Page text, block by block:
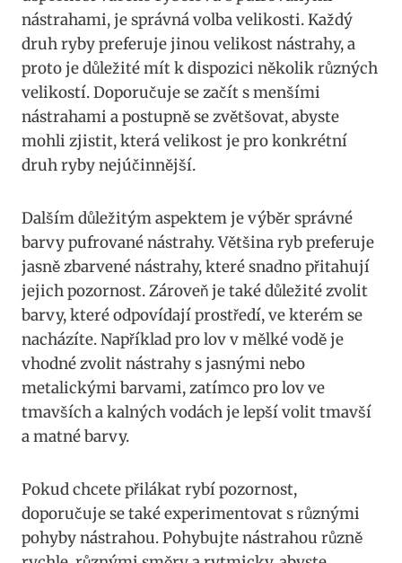
nástrahami, je správná volba velikosti. Každý
druh ryby ⁤preferuje jinou velikost nástrahy, a
proto je důležité mít k dispozici několik různých‌
velikostí. Doporučuje se začít s menšími
nástrahami‌ a postupně se zvětšovat, abyste
mohli zjistit, která velikost je pro konkrétní
druh ryby nejúčinnější.
Dalším důležitým aspektem je‍ výběr správné
barvy pufrované nástrahy. Většina ryb preferuje
jasně ⁢zbarvené nástrahy, které snadno přitahují
jejich pozornost. Zároveň je také ⁣důležité zvolit⁣
barvy, které odpovídají prostředí, ve kterém se
nacházíte. ⁣Například pro lov v mělké vodě je
vhodné zvolit nástrahy s ‍jasnými nebo
metalickými barvami, zatímco pro lov ve
tmavších a kalných vodách je lepší volit tmavší
a matné barvy.
Pokud chcete přilákat rybí pozornost,
⁣doporučuje se také experimentovat s různými
⁣pohyby nástrahou. Pohybujte​ nástrahou​ různě